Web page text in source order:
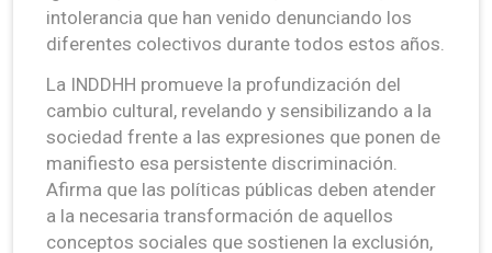
intolerancia que han venido denunciando los
diferentes colectivos durante todos estos años.
La INDDHH promueve la profundización del
cambio cultural, revelando y sensibilizando a la
sociedad frente a las expresiones que ponen de
manifiesto esa persistente discriminación.
Afirma que las políticas públicas deben atender
a la necesaria transformación de aquellos
conceptos sociales que sostienen la exclusión,